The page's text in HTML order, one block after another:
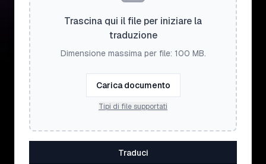
Trascina qui il file per iniziare la
traduzione
Dimensione massima per file: 100 MB.
Carica documento
Tipi di file supportati
Traduci